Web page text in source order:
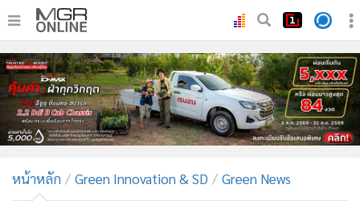
• หน้าหลัก
• ทันเหตุการณ์
• ภาคใต้
• ภูมิภาค
• บันเทิง
หน้าหลัก Green Innovation & SD Green News